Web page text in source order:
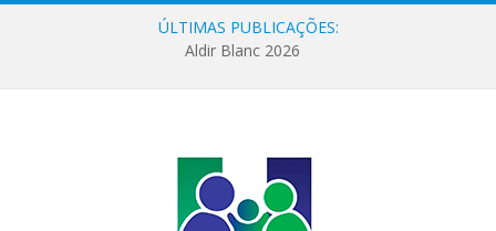
ÚLTIMAS PUBLICAÇÕES:
Aldir Blanc 2026